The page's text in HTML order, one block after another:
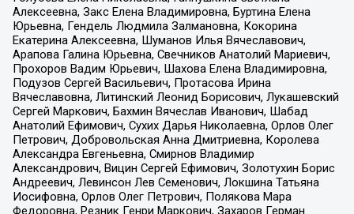
Алексеевна, Закс Елена Владимировна, Буртина Елена
Юрьевна, Гендель Людмила Залмановна, Кокорина
Екатерина Алексеевна, Шуманов Илья Вячеславович,
Арапова Галина Юрьевна, Свечников Анатолий Мариевич,
Прохоров Вадим Юрьевич, Шахова Елена Владимировна,
Подузов Сергей Васильевич, Протасова Ирина
Вячеславовна, Литинский Леонид Борисович, Лукашевский
Сергей Маркович, Бахмин Вячеслав Иванович, Шабад
Анатолий Ефимович, Сухих Дарья Николаевна, Орлов Олег
Петрович, Добровольская Анна Дмитриевна, Королева
Александра Евгеньевна, Смирнов Владимир
Александрович, Вицин Сергей Ефимович, Золотухин Борис
Андреевич, Левинсон Лев Семенович, Локшина Татьяна
Иосифовна, Орлов Олег Петрович, Полякова Мара
Федоровна, Резник Генри Маркович, Захаров Герман